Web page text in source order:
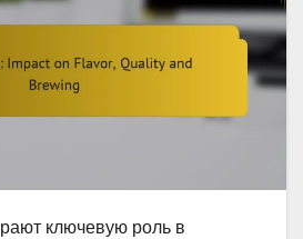
ключевую роль в